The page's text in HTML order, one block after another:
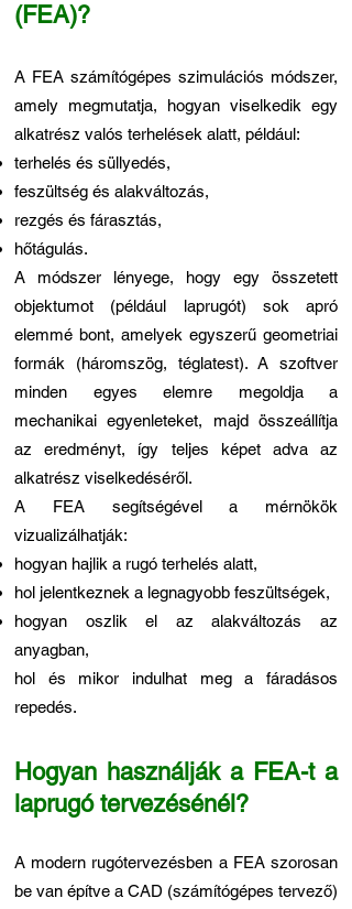
(FEA)?
A FEA számítógépes szimulációs módszer,
amely megmutatja, hogyan viselkedik egy
alkatrész valós terhelések alatt, például:
terhelés és süllyedés,
feszültség és alakváltozás,
rezgés és fárasztás,
hőtágulás.
A módszer lényege, hogy egy összetett
objektumot (például laprugót) sok apró
elemmé bont, amelyek egyszerű geometriai
formák (háromszög, téglatest). A szoftver
minden egyes elemre megoldja a
mechanikai egyenleteket, majd összeállítja
az eredményt, így teljes képet adva az
alkatrész viselkedéséről.
A FEA segítségével a mérnökök
vizualizálhatják:
hogyan hajlik a rugó terhelés alatt,
hol jelentkeznek a legnagyobb feszültségek,
hogyan oszlik el az alakváltozás az
anyagban,
hol és mikor indulhat meg a fáradásos
repedés.
Hogyan használják a FEA-t a
laprugó tervezésénél?
A modern rugótervezésben a FEA szorosan
be van építve a CAD (számítógépes tervező)